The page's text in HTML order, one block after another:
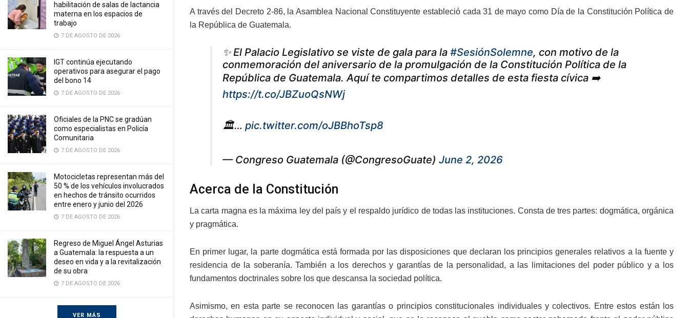
habilitación de salas de lactancia
materna en los espacios de
trabajo
7 DE AGOSTO DE 2026
IGT continúa ejecutando
operativos para asegurar el pago
del bono 14
7 DE AGOSTO DE 2026
Oficiales de la PNC se gradúan
como especialistas en Policía
Comunitaria
7 DE AGOSTO DE 2026
Motocicletas representan más del
50 % de los vehículos involucrados
en hechos de tránsito ocurridos
entre enero y junio del 2026
7 DE AGOSTO DE 2026
Regreso de Miguel Ángel Asturias
a Guatemala: la respuesta a un
deseo en vida y a la revitalización
de su obra
7 DE AGOSTO DE 2026
VER MÁS
A través del Decreto 2-86, la Asamblea Nacional Constituyente estableció cada 31 de mayo como Día de la Constitución Política de
la República de Guatemala.
✨ El Palacio Legislativo se viste de gala para la #SesiónSolemne, con motivo de la
conmemoración del aniversario de la promulgación de la Constitución Política de la
República de Guatemala. Aquí te compartimos detalles de esta fiesta cívica ➡️
https://t.co/JBZuoQsNWj
🏛️… pic.twitter.com/oJBBhoTsp8
— Congreso Guatemala (@CongresoGuate) June 2, 2026
Acerca de la Constitución
La carta magna es la máxima ley del país y el respaldo jurídico de todas las instituciones. Consta de tres partes: dogmática, orgánica
y pragmática.
En primer lugar, la parte dogmática está formada por las disposiciones que declaran los principios generales relativos a la fuente y
residencia de la soberanía. También a los derechos y garantías de la personalidad, a las limitaciones del poder público y a los
fundamentos doctrinales sobre los que descansa la sociedad política.
Asimismo, en esta parte se reconocen las garantías o principios constitucionales individuales y colectivos. Entre estos están los